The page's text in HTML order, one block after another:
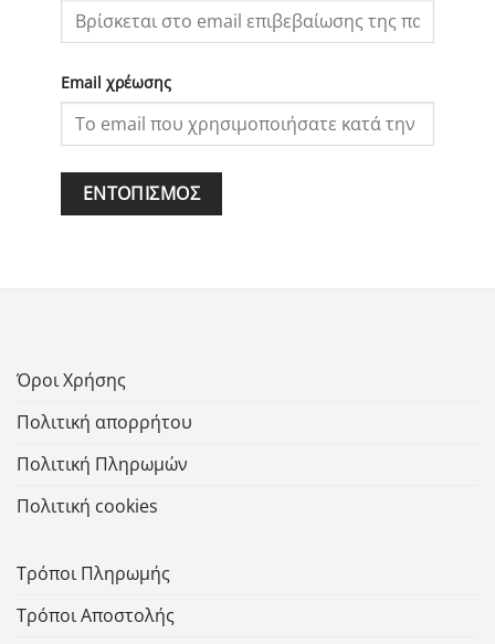
Email χρέωσης
ΕΝΤΟΠΙΣΜΌΣ
Όροι Χρήσης
Πολιτική απορρήτου
Πολιτική Πληρωμών
Πολιτική cookies
Τρόποι Πληρωμής
Τρόποι Αποστολής